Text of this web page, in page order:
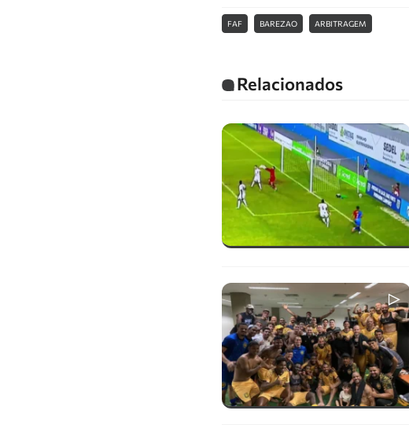
FAF BAREZAO ARBITRAGEM
Relacionados